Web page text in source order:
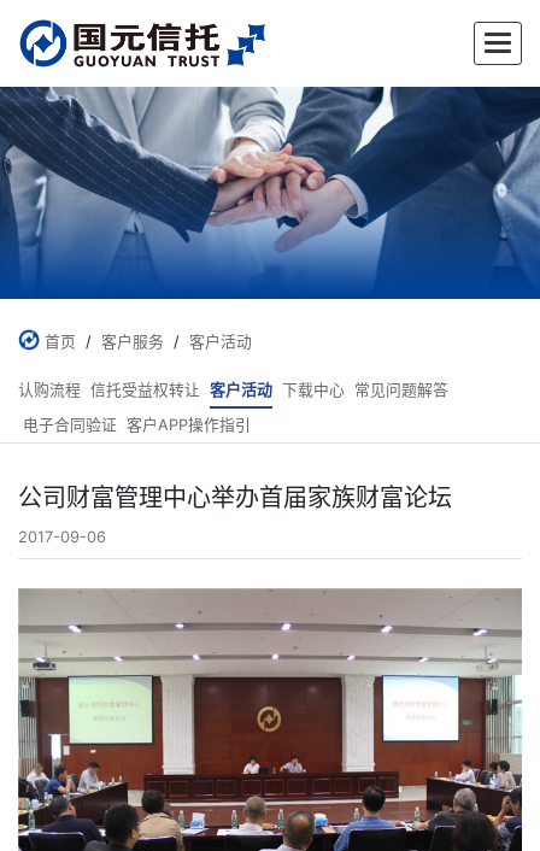
✕
首页 / 客户服务 / 客户活动
认购流程 信托受益权转让 客户活动 下载中心 常见问题解答
电子合同验证 客户APP操作指引
公司财富管理中心举办首届家族财富论坛
2017-09-06